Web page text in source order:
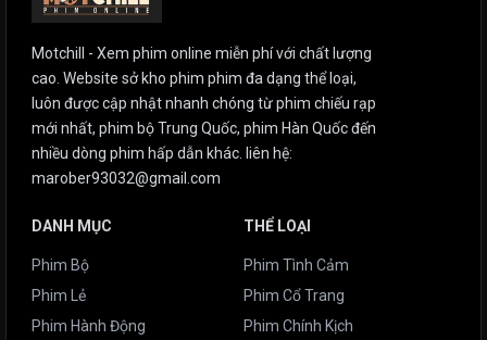
Motchill - Xem phim online miễn phí với chất lượng
cao. Website sở kho phim phim đa dạng thể loại,
luôn được cập nhật nhanh chóng từ phim chiếu rạp
mới nhất, phim bộ Trung Quốc, phim Hàn Quốc đến
nhiều dòng phim hấp dẫn khác. liên hệ:
marober93032@gmail.com
DANH MỤC
Phim Bộ
Phim Lẻ
Phim Hành Động
THỂ LOẠI
Phim Tình Cảm
Phim Cổ Trang
Phim Chính Kịch